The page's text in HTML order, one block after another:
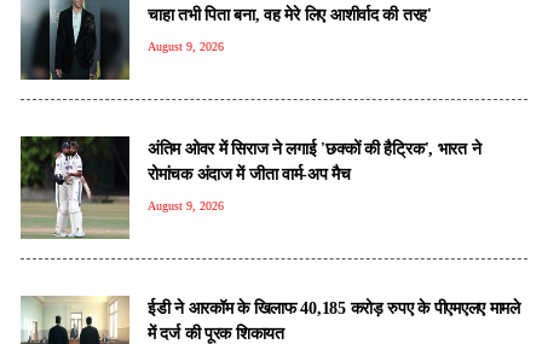
चाहा तभी पिता बना, वह मेरे लिए आशीर्वाद की तरह'
August 9, 2026
अंतिम ओवर में सिराज ने लगाई 'छक्कों की हैट्रिक', भारत ने
रोमांचक अंदाज में जीता वार्म-अप मैच
August 9, 2026
ईडी ने आरकॉम के खिलाफ 40,185 करोड़ रुपए के पीएमएलए मामले
में दर्ज की पूरक शिकायत